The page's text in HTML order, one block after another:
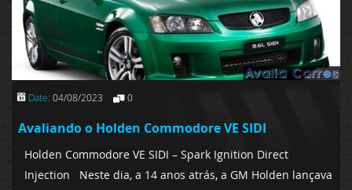
Date: 04/08/2023 0
Avaliando o Holden Commodore VE SIDI
Holden Commodore VE SIDI – Spark Ignition Direct
Injection Neste dia, a 14 anos atrás, a GM Holden lançava